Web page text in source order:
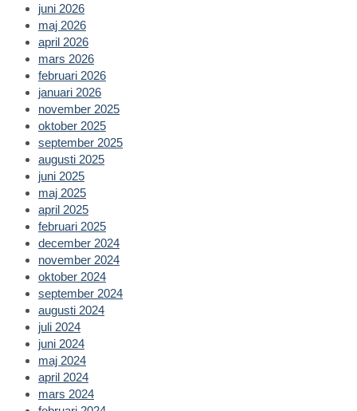
juni 2026
maj 2026
april 2026
mars 2026
februari 2026
januari 2026
november 2025
oktober 2025
september 2025
augusti 2025
juni 2025
maj 2025
april 2025
februari 2025
december 2024
november 2024
oktober 2024
september 2024
augusti 2024
juli 2024
juni 2024
maj 2024
april 2024
mars 2024